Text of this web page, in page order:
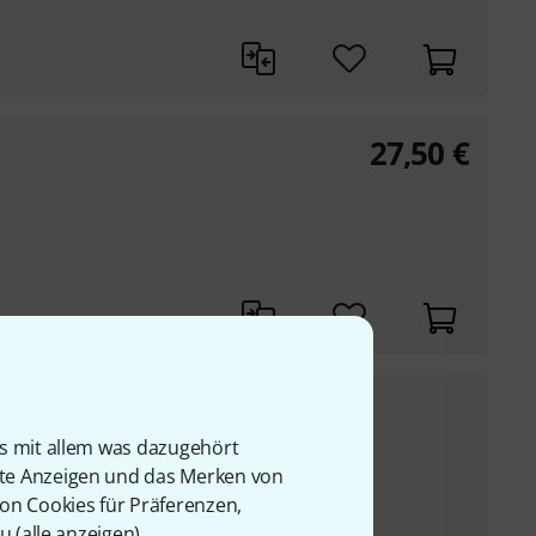
mit allem was dazugehört
Anzeigen und das Merken von
Cookies für Präferenzen,
27,50 €
UVP:219,90 € -30%